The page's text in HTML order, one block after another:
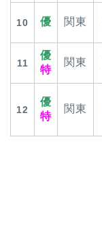
10 優 関東
11
優
特
関東
12
優
特
関東